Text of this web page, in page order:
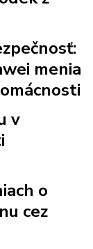
menia
v
o
cez